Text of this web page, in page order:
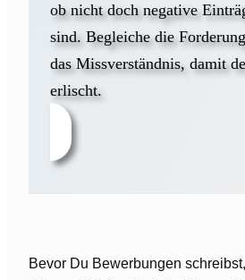
ob nicht doch negative
sind. Begleiche die
das Missverständnis, damit
erlischt.
Bevor Du Bewerbungen